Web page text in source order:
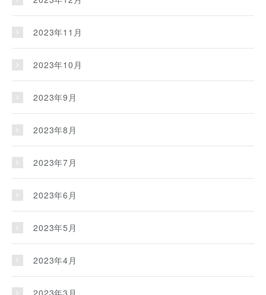
2023年11月
2023年10月
2023年9月
2023年8月
2023年7月
2023年6月
2023年5月
2023年4月
2023年3月